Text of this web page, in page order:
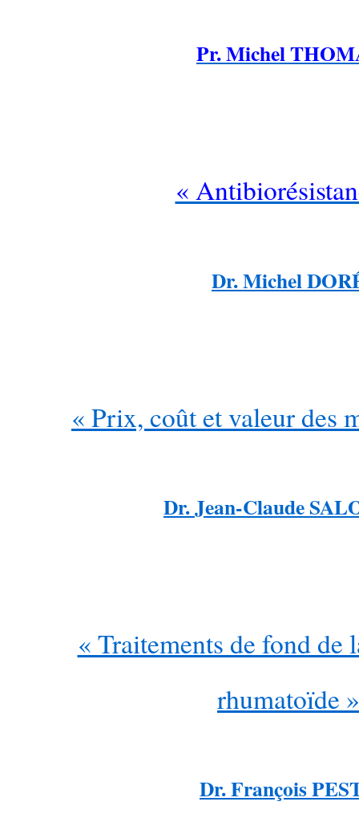
Pr. Michel
«
Dr. Michel
« Prix, coût et valeur des
Dr. Jean-Claude
« Traitements de fond de
rhumatoïde »
Dr. François